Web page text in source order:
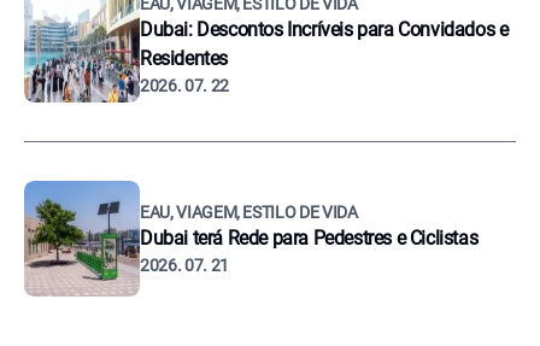
Dubai: Descontos Incríveis para Convidados e
Residentes
2026. 07. 22
EAU, VIAGEM, ESTILO DE VIDA
Dubai terá Rede para Pedestres e Ciclistas
2026. 07. 21